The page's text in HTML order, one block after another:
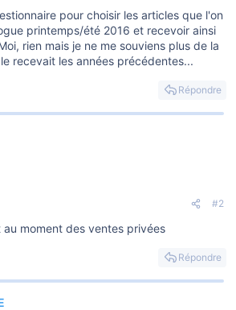
pour choisir les articles que l'on
printemps/été 2016 et recevoir ainsi
rien mais je ne me souviens plus de la
recevait les années précédentes...
Répondre
#2
moment des ventes privées
Répondre